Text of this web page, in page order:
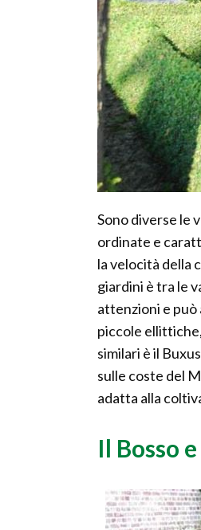
Sono diverse le
ordinate e
la velocità della
giardini è tra le
attenzioni e può
piccole
similari è il
sulle coste del
adatta alla
Il Bosso